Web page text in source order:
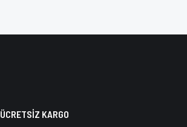
ÜCRETSİZ KARGO